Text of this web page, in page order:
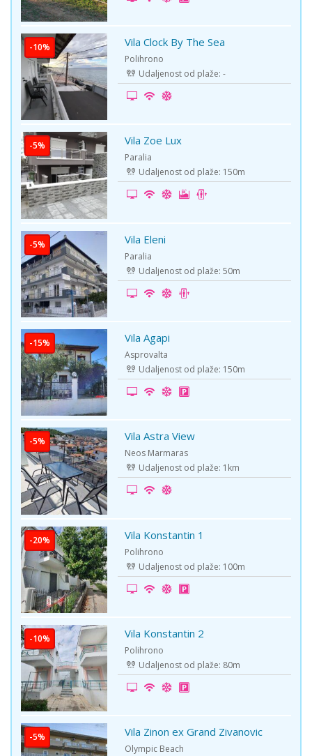
-10% Vila Clock By The Sea
Polihrono
Udaljenost od plaže: -
-5% Vila Zoe Lux
Paralia
Udaljenost od plaže: 150m
-5% Vila Eleni
Paralia
Udaljenost od plaže: 50m
-15% Vila Agapi
Asprovalta
Udaljenost od plaže: 150m
-5% Vila Astra View
Neos Marmaras
Udaljenost od plaže: 1km
-20% Vila Konstantin 1
Polihrono
Udaljenost od plaže: 100m
-10% Vila Konstantin 2
Polihrono
Udaljenost od plaže: 80m
-5% Vila Zinon ex Grand Zivanovic
Olympic Beach